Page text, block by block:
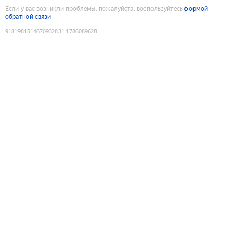
Если у вас возникли проблемы, пожалуйста, воспользуйтесьформой
обратной связи
9181981514670932831 :1786089628